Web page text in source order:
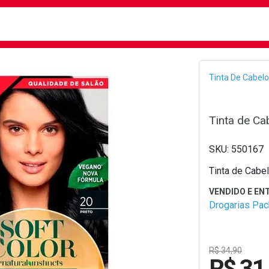
Tinta De Cabelo
Tinta de
550167
Tinta de
Drogarias
R$ 34,90